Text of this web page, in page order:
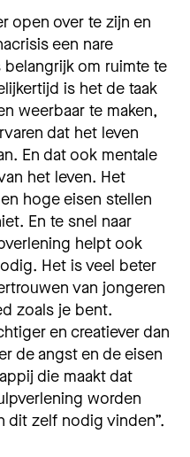
open over te zijn en
een nare
om ruimte te
is het de taak
weerbaar te maken,
dat het leven
En dat ook mentale
het leven. Het
hoge eisen stellen
En te snel naar
helpt ook
Het is veel beter
van jongeren
zoals je bent.
en creatiever dan
de angst en de eisen
die maakt dat
worden
dit zelf nodig vinden”.